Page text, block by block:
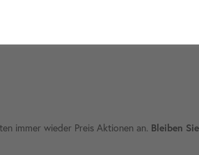
immer wieder Preis Aktionen an. Bleiben